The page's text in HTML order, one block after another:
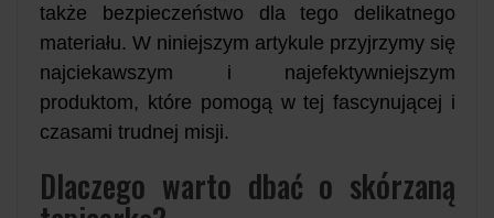
także bezpieczeństwo dla tego delikatnego
materiału. W niniejszym artykule przyjrzymy się
najciekawszym i najefektywniejszym
produktom, które pomogą w tej fascynującej i
czasami trudnej misji.
Dlaczego warto dbać o skórzaną